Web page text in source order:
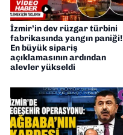
İzmir’in dev rüzgar türbini
fabrikasında yangın paniği!
En büyük sipariş
açıklamasının ardından
alevler yükseldi